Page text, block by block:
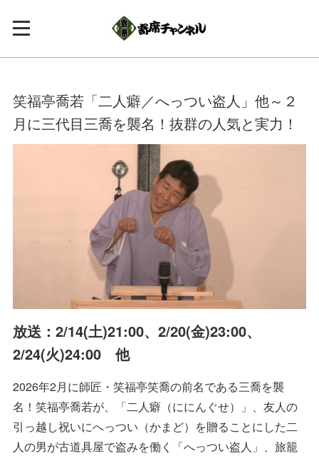
笑福亭喬若「二人癖／へっつい盗人」他～２
月に三代目三喬を襲名！抜群の人気と実力！
放送：2/14(土)21:00、2/20(金)23:00、
2/24(火)24:00 他
2026年2月に師匠・笑福亭笑喬の前名である三喬を襲
名！笑福亭喬若が、「二人癖（ににんぐせ）」、友人の
引っ越し祝いにへっつい（かまど）を贈ることにした二
人の男が古道具屋で盗みを働く「へっつい盗人」、旅籠